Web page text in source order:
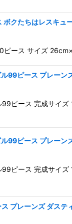
クたちはレスキュ
ピース サイズ
99ピース プレーン
99ピース 完成サイ
99ピース プレーン
99ピース 完成サイ
プレーンズ ダス